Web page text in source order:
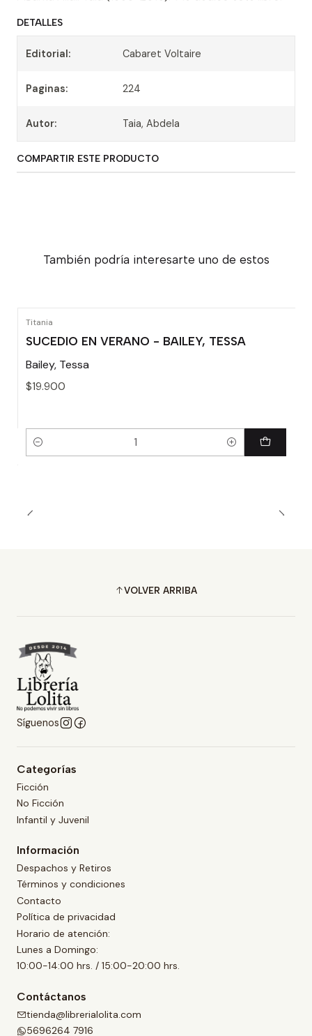
DETALLES
Editorial: Cabaret Voltaire
Paginas: 224
Autor: Taia, Abdela
COMPARTIR ESTE PRODUCTO
También podría interesarte uno de estos
Titania
SUCEDIO EN VERANO - BAILEY, TESSA
Bailey, Tessa
$19.900
Cantidad
VOLVER ARRIBA
Síguenos
Categorías
Ficción
No Ficción
Infantil y Juvenil
Información
Despachos y Retiros
Términos y condiciones
Contacto
Política de privacidad
Horario de atención:
Lunes a Domingo:
10:00-14:00 hrs. / 15:00-20:00 hrs.
Contáctanos
tienda@librerialolita.com
5696264 7916